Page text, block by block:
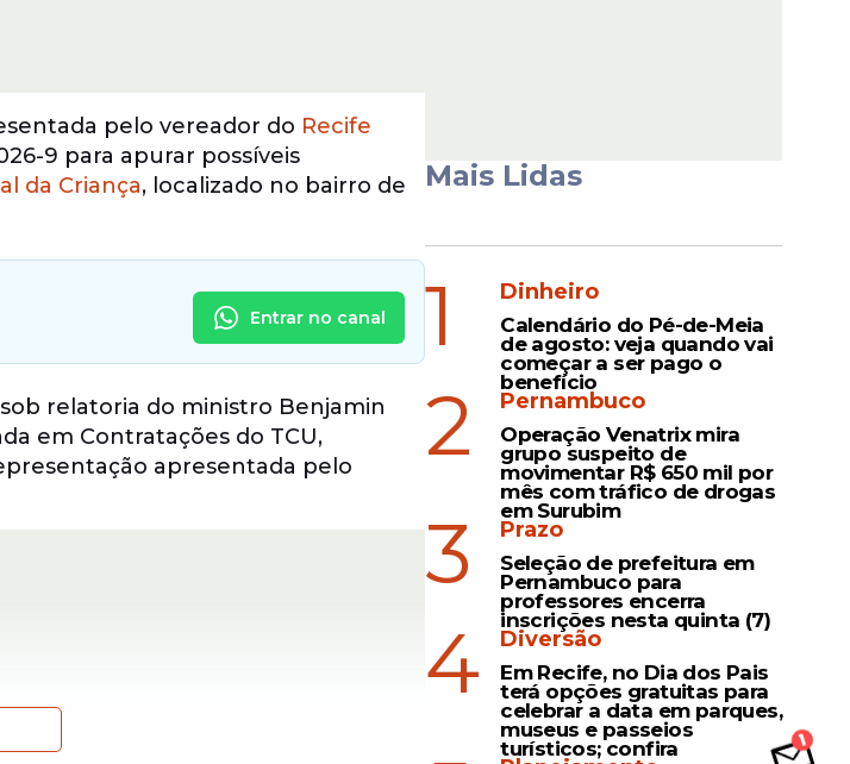
pelo vereador do Recife
9 para apurar possíveis
da Criança, localizado no bairro de
Entrar no canal
relatoria do ministro Benjamin
em Contratações do TCU,
apresentada pelo
Mais Lidas
1 Dinheiro
Calendário do Pé-de-Meia
de agosto: veja quando vai
começar a ser pago o
benefício
2 Pernambuco
Operação Venatrix mira
grupo suspeito de
movimentar R$ 650 mil por
mês com tráfico de drogas
em Surubim
3 Prazo
Seleção de prefeitura em
Pernambuco para
professores encerra
inscrições nesta quinta (7)
4 Diversão
Em Recife, no Dia dos Pais
terá opções gratuitas para
celebrar a data em parques,
museus e passeios
turísticos; confira